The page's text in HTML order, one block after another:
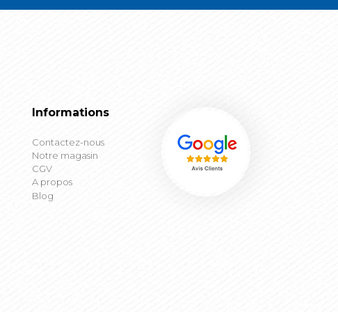
Informations
Contactez-nous
Notre magasin
CGV
A propos
Blog